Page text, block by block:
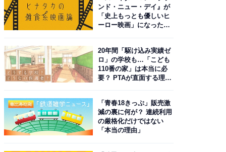
ンド・ニュー・デイ』が
「史上もっとも優しいヒ
ーロー映画」になった理
20年間「駆け込み実績ゼ
ロ」の学校も…「こども
110番の家」は本当に必
要？ PTAが直面する理想
「青春18きっぷ」販売激
減の裏に何が？ 連続利用
の厳格化だけではない
「本当の理由」